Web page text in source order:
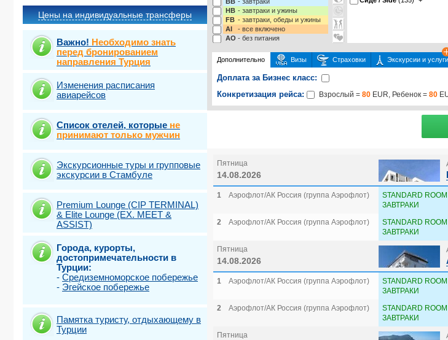
Цены на индивидуальные трансферы
Важно! Необходимо знать
перед бронированием
направления Турция
Изменения расписания
авиарейсов
Список отелей, которые не
принимают только мужчин
Экскурсионные туры и групповые
экскурсии в Стамбуле
Premium Lounge (CIP TERMINAL)
& Elite Lounge (EX. MEET &
ASSIST)
Города, курорты,
достопримечательности в
Турции:
- Средиземноморское побережье
- Эгейское побережье
Памятка туристу, отдыхающему в
Турции
HB - завтраки и ужины
FB - завтраки, обеды и ужины
AI
- все включено
AO - без питания
Дополнительно Визы Страховки Экскурсии и услуги
Доплата за Бизнес класс:
Конкретизация рейса:
Взрослый = 80 EUR, Ребенок = 80
Пятница
14.08.2026
1 Аэрофлот/АК Россия (группа Аэрофлот)
STANDARD
ЗАВТРАКИ
2 Аэрофлот/АК Россия (группа Аэрофлот)
STANDARD
ЗАВТРАКИ
Пятница
14.08.2026
1 Аэрофлот/АК Россия (группа Аэрофлот)
STANDARD
ЗАВТРАКИ
2 Аэрофлот/АК Россия (группа Аэрофлот)
STANDARD
ЗАВТРАКИ
Пятница